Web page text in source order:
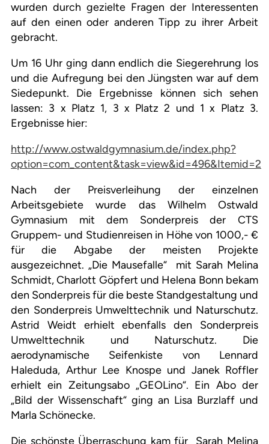
wurden durch gezielte Fragen der Interessenten
auf den einen oder anderen Tipp zu ihrer Arbeit
gebracht.
Um 16 Uhr ging dann endlich die Siegerehrung los
und die Aufregung bei den Jüngsten war auf dem
Siedepunkt. Die Ergebnisse können sich sehen
lassen: 3 x Platz 1, 3 x Platz 2 und 1 x Platz 3.
Ergebnisse hier:
http://www.ostwaldgymnasium.de/index.php?
option=com_content&task=view&id=496&Itemid=2
Nach der Preisverleihung der einzelnen
Arbeitsgebiete wurde das Wilhelm Ostwald
Gymnasium mit dem Sonderpreis der CTS
Gruppem- und Studienreisen in Höhe von 1000,- €
für die Abgabe der meisten Projekte
ausgezeichnet. „Die Mausefalle“
mit Sarah Melina
Schmidt, Charlott Göpfert und Helena Bonn bekam
den Sonderpreis für die beste Standgestaltung und
den Sonderpreis Umwelttechnik und Naturschutz.
Astrid Weidt erhielt ebenfalls den Sonderpreis
Umwelttechnik und Naturschutz. Die
aerodynamische Seifenkiste von Lennard
Haleduda, Arthur Lee Knospe und Janek Roffler
erhielt ein Zeitungsabo „GEOLino“. Ein Abo der
„Bild der Wissenschaft“ ging an Lisa Burzlaff und
Marla Schönecke.
Die schönste Überraschung kam für
Sarah Melina